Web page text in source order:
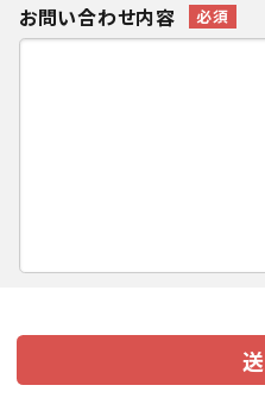
お問い合わせ内容